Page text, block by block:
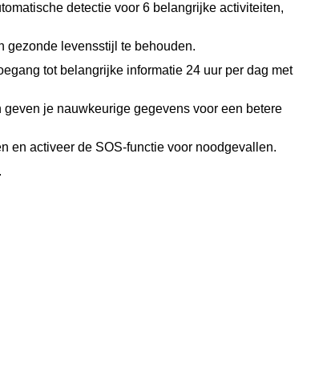
detectie voor 6 belangrijke activiteiten,
gezonde levensstijl te behouden.
tot belangrijke informatie 24 uur per dag met
je nauwkeurige gegevens voor een betere
en activeer de SOS-functie voor noodgevallen.